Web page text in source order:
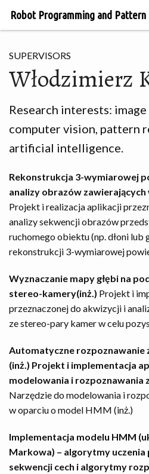
Robot Programming and Pattern
CONTACT
TEAM
ROBOTS
PUBLICATIONS
THESES
SUPERVISORS
Włodzimierz
Research interests:
computer vision, pattern
artificial intelligence.
Rekonstrukcja 3-wymiarowej
analizy obrazów
Projekt i realizacja aplikacji
analizy sekwencji obrazów
ruchomego obiektu (np. dłoni lub
rekonstrukcji 3-wymiarowej
Wyznaczanie mapy głębi na
stereo-kamery(inż.) Projekt i
przeznaczonej do akwizycji i
ze stereo-pary kamer w celu
Automatyczne rozpoznawanie
(inż.) Projekt i implementacja
modelowania i rozpoznawania
Narzędzie do modelowania i
w oparciu o model HMM (inż.)
Implementacja modelu HMM
Markowa) – algorytmy
sekwencji cech i algorytmy